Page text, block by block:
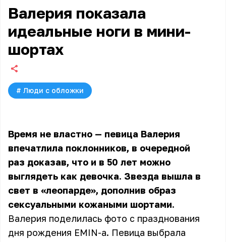
Валерия показала
идеальные ноги в мини-
шортах
# Люди с обложки
Время не властно — певица Валерия
впечатлила поклонников, в очередной
раз доказав, что и в 50 лет можно
выглядеть как девочка. Звезда вышла в
свет в «леопарде», дополнив образ
сексуальными кожаными шортами.
Валерия поделилась фото с празднования
дня рождения EMIN-а. Певица выбрала